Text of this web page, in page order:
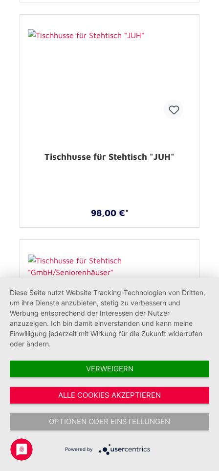
Tischhusse für Stehtisch "JUH"
98,00 €*
Tischhusse für Stehtisch
"GmbH/Seniorenhäuser"
Diese Seite nutzt Website Tracking-Technologien von Dritten,
um ihre Dienste anzubieten, stetig zu verbessern und
Werbung entsprechend der Interessen der Nutzer
anzuzeigen. Ich bin damit einverstanden und kann meine
Einwilligung jederzeit mit Wirkung für die Zukunft widerrufen
oder ändern.
VERWEIGERN
ALLE COOKIES AKZEPTIEREN
OPTIONEN ODER EINSTELLUNGEN
Powered by